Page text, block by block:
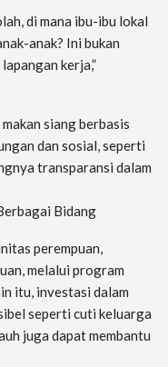
di mana ibu-ibu lokal
anak? Ini bukan
kerja,”
siang berbasis
dan sosial, seperti
transparansi dalam
Bidang
perempuan,
melalui program
itu, investasi dalam
seperti cuti keluarga
juga dapat membantu